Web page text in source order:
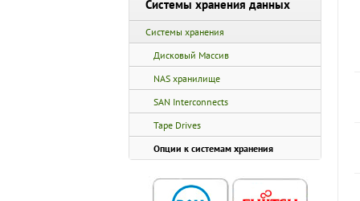
Системы хранения данных
Системы хранения
Дисковый Массив
NAS хранилище
SAN Interconnects
Tape Drives
Опции к системам хранения